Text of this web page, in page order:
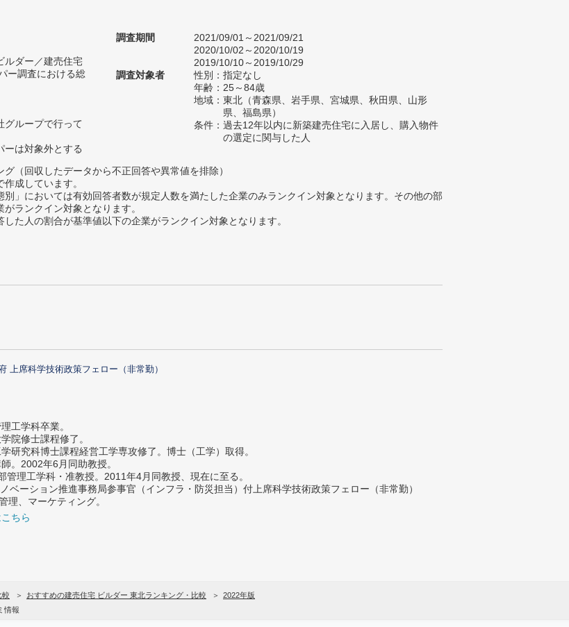
ルダー／建売住宅
ー調査における総
グループで行って
ーは対象外とする
調査期間
2021/09/01～2021/09/21
2020/10/02～2020/10/19
2019/10/10～2019/10/29
調査対象者
性別：指定なし
年齢：25～84歳
地域：東北（青森県、岩手県、宮城県、秋田県、山形
県、福島県）
条件：過去12年以内に新築建売住宅に入居し、購入物件
の選定に関与した人
（回収したデータから不正回答や異常値を排除）
成しています。
」においては有効回答者数が規定人数を満たした企業のみランクイン対象となります。その他の部
ランクイン対象となります。
た人の割合が基準値以下の企業がランクイン対象となります。
上席科学技術政策フェロー（非常勤）
工学科卒業。
院修士課程修了。
研究科博士課程経営工学専攻修了。博士（工学）取得。
。2002年6月同助教授。
管理工学科・准教授。2011年4月同教授、現在に至る。
ベーション推進事務局参事官（インフラ・防災担当）付上席科学技術政策フェロー（非常勤）
理、マーケティング。
ちら
較 おすすめの建売住宅 ビルダー 東北ランキング・比較
2022年版
情報